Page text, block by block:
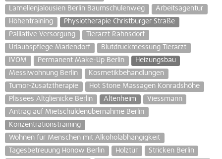
Lamellenjalousien Berlin Baumschulenweg
Arbeitsagentur
Höhentraining
Physiotherapie Christburger Straße
Palliative Versorgung
Tierarzt Rahnsdorf
Urlaubspflege Mariendorf
Blutdruckmessung Tierarzt
IVOM
Permanent Make-Up Berlin
Heizungsbau
Messiwohnung Berlin
Kosmetikbehandlungen
Tumor-Zusatztherapie
Hot Stone Massagen Konradshöhe
Plissees Altglienicke Berlin
Altenheim
Viessmann
Antrag auf Mietschuldenübernahme Berlin
Konzentrationstraining
Wohnen für Menschen mit Alkoholabhängigkeit
Tagesbetreuung Hönow Berlin
Holztür
Stricken Berlin